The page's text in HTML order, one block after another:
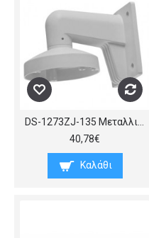
40,78€
Καλάθι